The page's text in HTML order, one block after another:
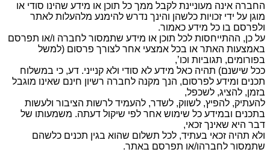
החברה אינה מעוניינת לקבל ממך כל תוכן או מידע שהינו סודי או
מוגן על ידי זכויות כלשהן והינך נדרש להימנע מלהעלות לאתר
ולפרסם בו כל מידע כאמור.
על כן, ההתייחסות לכל תוכן או מידע שתמסור לחברה ו/או תפרסם
באמצעות האתר או בכל אמצעי אחר לצורך פרסום (למשל
בפורומים, תגוביות וכו’,
ככל שישנם) תהיה כאל מידע לא סודי ולא קנייני. דע, כי במשלוח
תכנים ומידע לפרסום, הנך מקנה לחברה רשיון חינם שאינו מוגבל
בזמן, להציג, לשכפל,
להעתיק, להפיץ, לשווק, לשדר, להעמיד לרשות הציבור ולעשות
בתכנים ובמידע כל שימוש אחר לפי שיקול דעתה. משמעותו של
דבר היא שאינך זכאי,
ולא תהיה זכאי בעתיד, לכל תשלום שהוא בגין תכנים כלשהם
שתמסור לחברהו/או תפרסם באתר.